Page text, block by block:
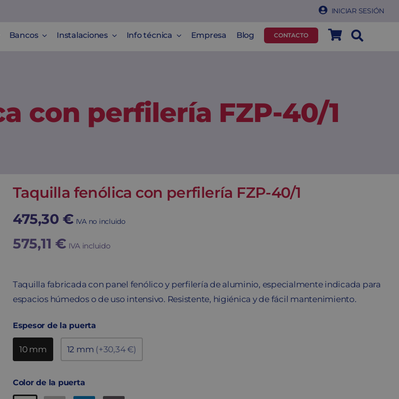
INICIAR SESIÓN
Bancos Instalaciones Info técnica Empresa Blog CONTACTO
con perfilería FZP-40/1
Taquilla fenólica con perfilería FZP-40/1
475,30 € IVA no incluido
575,11 € IVA incluido
Taquilla fabricada con panel fenólico y perfilería de aluminio, especialmente indicada para
espacios húmedos o de uso intensivo. Resistente, higiénica y de fácil mantenimiento.
Espesor de la puerta
10 mm 12 mm (+30,34 €)
Color de la puerta